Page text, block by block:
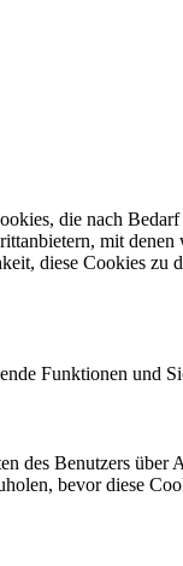
die nach
mit denen
diese Cookies zu
Funktionen und
des Benutzers über
bevor diese